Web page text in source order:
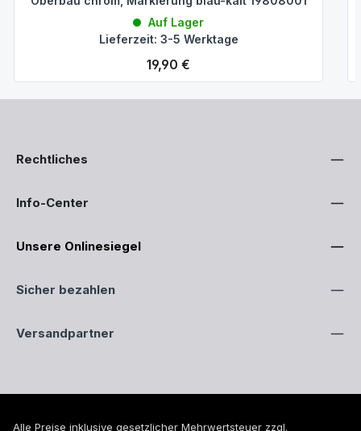
Auf Lager
Lieferzeit: 3-5 Werktage
Regulärer Preis:
19,90 €
Rechtliches
Info-Center
Unsere Onlinesiegel
Sicher bezahlen
Versandpartner
Alle Preise inklusive gesetzlicher Mehrwertsteuer zzgl.